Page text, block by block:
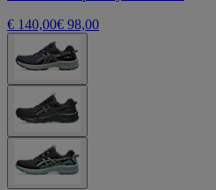
€ 140,00€ 98,00